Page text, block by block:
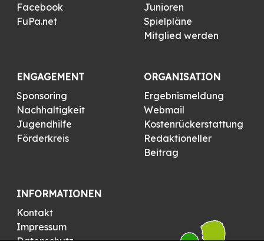
Facebook
FuPa.net
Junioren
Spielpläne
Mitglied werden
ENGAGEMENT
Sponsoring
Nachhaltigkeit
Jugendhilfe
Förderkreis
ORGANISATION
Ergebnismeldung
Webmail
Kostenrückerstattung
Redaktioneller
Beitrag
INFORMATIONEN
Kontakt
Impressum